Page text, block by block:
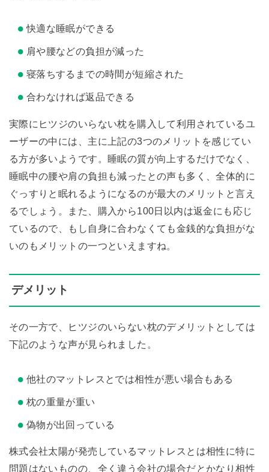
快適な睡眠ができる
肩や腰などの負担が減った
寝落ちするまでの時間が短縮された
合わなければ返品できる
実際にヒツジのいらない枕を購入して利用されているユ
ーザーの中には、主に上記の3つのメリットを感じてい
る方が多いようです。睡眠の質が向上するだけでなく、
睡眠中の腰や肩の負担も減ったとの声も多く、全体的に
ぐっすりと眠れるようになるのが最大のメリットと言え
るでしょう。また、購入から100日以内は返金にも応じ
ているので、もし自身に合わなくても金銭的な負担がな
いのもメリットの一つといえますね。
デメリット
その一方で、ヒツジのいらない枕のデメリットとしては
下記のような声が見られました。
他社のマットレスとでは相性が悪い場合もある
枕の重量が重い
偽物が出回っている
株式会社太陽が発売しているマットレスとは相性に特に
問題はないものの、全く違う会社の場合だとかなり相性